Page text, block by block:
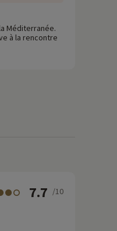
Méditerranée.
à la rencontre
7.7 /10